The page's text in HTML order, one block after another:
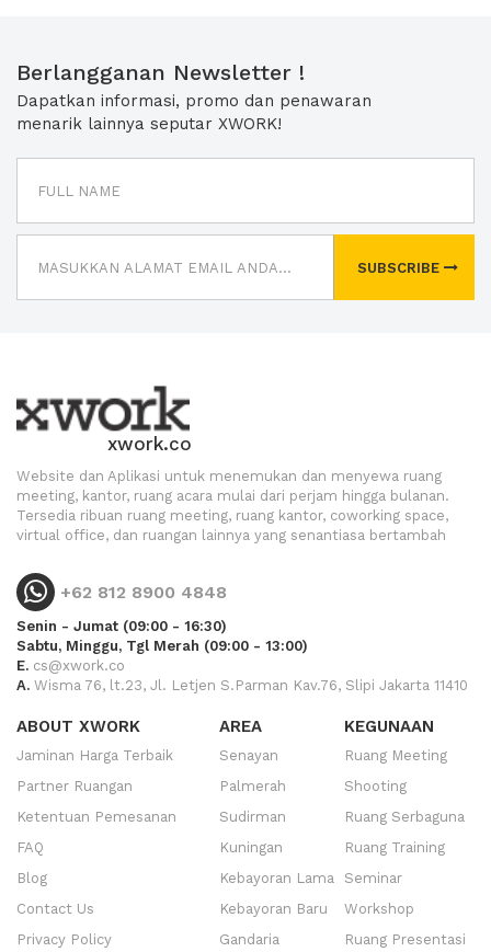
Berlangganan Newsletter !
Dapatkan informasi, promo dan penawaran
menarik lainnya seputar XWORK!
SUBSCRIBE
xwork.co
Website dan Aplikasi untuk menemukan dan menyewa ruang
meeting, kantor, ruang acara mulai dari perjam hingga bulanan.
Tersedia ribuan ruang meeting, ruang kantor, coworking space,
virtual office, dan ruangan lainnya yang senantiasa bertambah
+62 812 8900 4848
Senin - Jumat (09:00 - 16:30)
Sabtu, Minggu, Tgl Merah (09:00 - 13:00)
E. cs@xwork.co
A. Wisma 76, lt.23, Jl. Letjen S.Parman Kav.76, Slipi Jakarta 11410
ABOUT XWORK
Jaminan Harga Terbaik
Partner Ruangan
Ketentuan Pemesanan
FAQ
Blog
Contact Us
Privacy Policy
AREA
Senayan
Palmerah
Sudirman
Kuningan
Kebayoran Lama
Kebayoran Baru
Gandaria
KEGUNAAN
Ruang Meeting
Shooting
Ruang Serbaguna
Ruang Training
Seminar
Workshop
Ruang Presentasi